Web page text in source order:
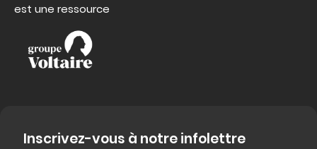
est une ressource
Inscrivez-vous à notre infolettre